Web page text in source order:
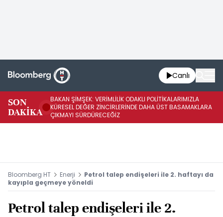
Canlı
SON
DAKİKA
BAKAN ŞİMŞEK: VERİMLİLİK ODAKLI POLİTİKALARIMIZLA
KÜRESEL DEĞER ZİNCİRLERİNDE DAHA ÜST BASAMAKLARA
ÇIKMAYI SÜRDÜRECEĞİZ
Bloomberg HT Enerji
Petrol talep endişeleri ile 2. haftayı da
kayıpla geçmeye yöneldi
Petrol talep endişeleri ile 2.